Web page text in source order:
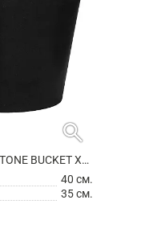
search
КАШПО FIBERSTONE BUCKET XS BLACK
40 см.
35 см.